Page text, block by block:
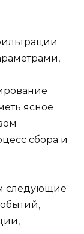
ясное
сбора и
следующие